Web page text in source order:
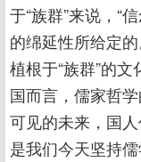
于“族群”来说，“
的绵延性所给定
植根于“族群”的
国而言，儒家哲
可见的未来，国
是我们今天坚持